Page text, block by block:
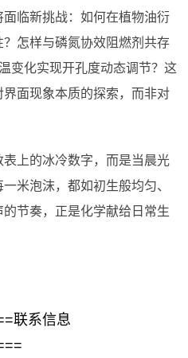
临新挑战：如何在植物油衍
怎样与磷氮协效阻燃剂共存
变化实现开孔度动态调节？这
面现象本质的探索，而非对
上的冰冷数字，而是当晨光
米泡沫，都如初生般均匀、
节奏，正是化学献给日常生
联系信息